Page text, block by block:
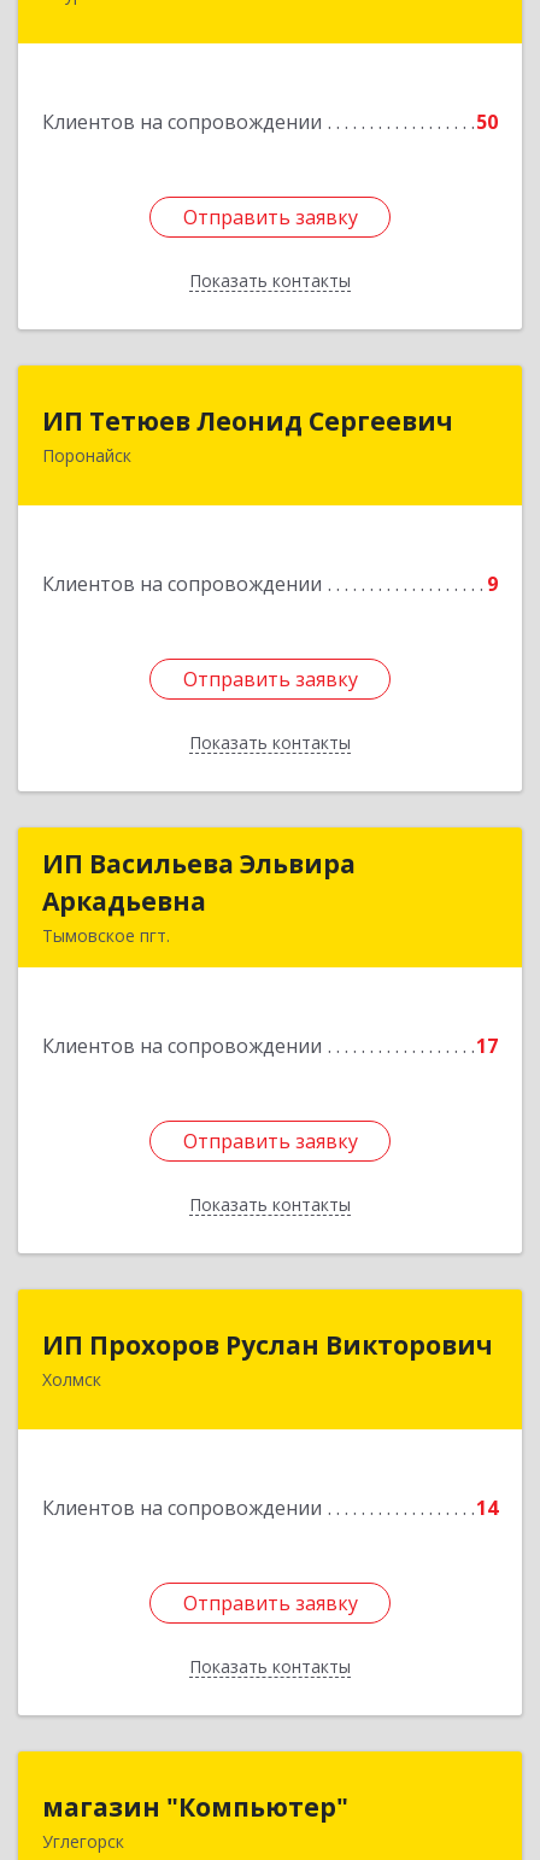
Клиентов на сопровождении 50
Отправить заявку
Показать контакты
Отправить заявку
Назад
ИП Тетюев Леонид Сергеевич
Поронайск
Клиентов на сопровождении 9
Отправить заявку
Показать контакты
694242, Сахалинская обл, Поронайск г, Фрунзе
Отправить заявку
Назад
ИП Васильева Эльвира
Аркадьевна
Тымовское пгт.
Клиентов на сопровождении 17
Отправить заявку
Показать контакты
ИП Васильева Эльвира
Отправить заявку
Назад
ИП Прохоров Руслан Викторович
Холмск
Клиентов на сопровождении 14
Отправить заявку
Показать контакты
694620, Сахалинская обл, Холмский р-н, Холмск
Отправить заявку
Назад
магазин "Компьютер"
Углегорск694920, Сахалинская обл, Углегорский р-н,